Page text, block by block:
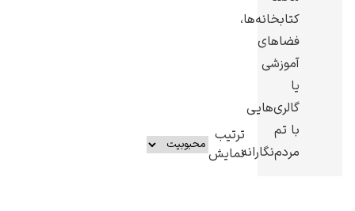
کتابخانه‌ها،
فضاهای
آموزشی
یا
گالری‌هایی
با تم
مردم‌نگارانه.
ترتیب
نمایش